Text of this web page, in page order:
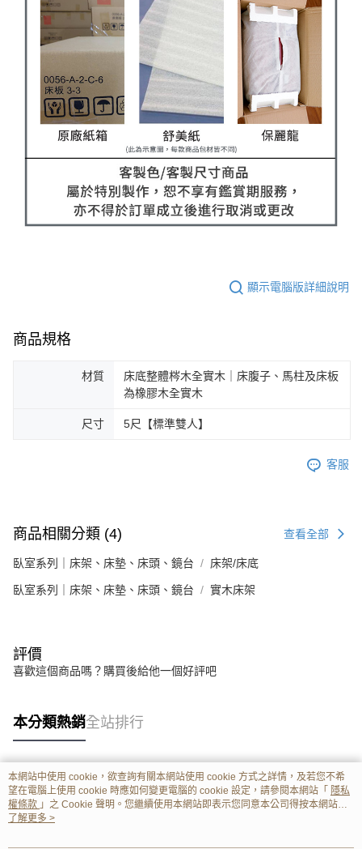
顯示電腦版詳細說明
商品規格
材質
床底整體梣木全實木｜床腹子、馬柱及床板
為橡膠木全實木
尺寸 5尺【標準雙人】
客服
商品相關分類 (4) 查看全部
臥室系列｜床架、床墊、床頭、鏡台 床架/床底
臥室系列｜床架、床墊、床頭、鏡台 實木床架
評價
喜歡這個商品嗎？購買後給他一個好評吧
本分類熱銷全站排行
熱門標籤
本網站中使用 cookie，欲查詢有關本網站使用 cookie 方式之詳情，及若您不希
望在電腦上使用 cookie 時應如何變更電腦的 cookie 設定，請參閱本網站「 隱私
權條款 」之 Cookie 聲明。您繼續使用本網站即表示您同意本公司得按本網站使
用條款之 Cookie 聲明使用 cookie。
了解更多 >